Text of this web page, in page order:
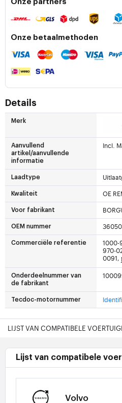
Onze partners
Onze betaalmethoden
Details
Merk
Aanvullend
artikel/aanvullende
informatie
Incl.
Laadtype
Kwaliteit OE
Voor fabrikant
OEM nummer
Commerciële referentie
1000-
970-
0091,
Onderdeelnummer van
de fabrikant
Tecdoc-motornummer
LIJST VAN COMPATIBELE
Lijst van compatibele
Volvo